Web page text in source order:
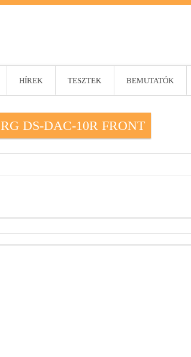
HÍREK TESZTEK BEMUTATÓK
DS-DAC-10R FRONT